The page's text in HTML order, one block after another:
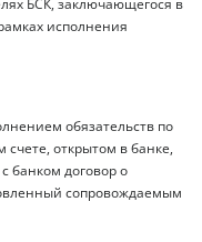
исполнения
обязательств по
открытом в банке,
банком договор о
сопровождаемым